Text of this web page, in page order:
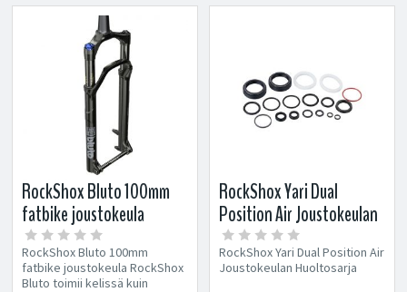
RockShox Bluto 100mm
fatbike joustokeula
RockShox Bluto 100mm
fatbike joustokeula RockShox
Bluto toimii kelissä kuin
RockShox Yari Dual
Position Air Joustokeulan
Huoltosarja
RockShox Yari Dual Position Air
Joustokeulan Huoltosarja